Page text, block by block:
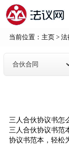
当前位置： 主页> 法
三人合伙协议书怎
三人合伙协议书范
协议书范本，轻松